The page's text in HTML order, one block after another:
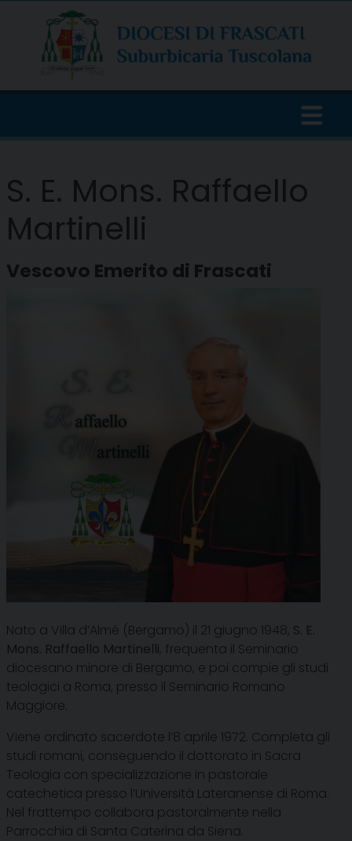
content
S. E. Mons. Raffaello
Martinelli
Vescovo Emerito di Frascati
Nato a Villa d’Almé (Bergamo) il 21 giugno 1948, S. E.
Mons. Raffaello Martinelli, frequenta il Seminario
diocesano minore di Bergamo, e poi compie gli studi
teologici a Roma, presso il Seminario Romano
Maggiore.
Viene ordinato sacerdote l’8 aprile 1972. Completa gli
studi romani, conseguendo il dottorato in Sacra
Teologia con specializzazione in pastorale
catechetica presso l’Università Lateranense di Roma.
Nel frattempo collabora pastoralmente nella
Parrocchia di Santa Caterina da Siena.